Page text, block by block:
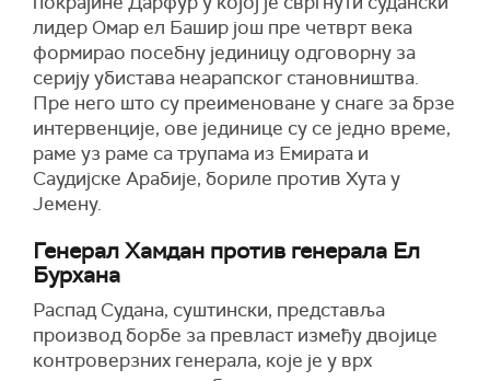
лидер Омар ел Башир још пре четврт века
формирао посебну јединицу одговорну за
серију убистава неарапског становништва.
Пре него што су преименоване у снаге за брзе
интервенције, ове јединице су се једно време,
раме уз раме са трупама из Емирата и
Саудијске Арабије, бориле против Хута у
Јемену.
Генерал Хамдан против генерала Ел
Бурхана
Распад Судана, суштински, представља
производ борбе за превласт између двојице
контроверзних генерала, које је у врх